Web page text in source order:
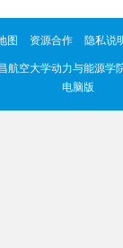
图 资源合作 隐私说
航空大学动力与能源学
电脑版